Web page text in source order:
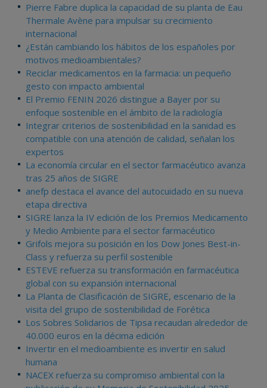
Pierre Fabre duplica la capacidad de su planta de Eau
Thermale Avène para impulsar su crecimiento
internacional
¿Están cambiando los hábitos de los españoles por
motivos medioambientales?
Reciclar medicamentos en la farmacia: un pequeño
gesto con impacto ambiental
El Premio FENIN 2026 distingue a Bayer por su
enfoque sostenible en el ámbito de la radiología
Integrar criterios de sostenibilidad en la sanidad es
compatible con una atención de calidad, señalan los
expertos
La economía circular en el sector farmacéutico avanza
tras 25 años de SIGRE
anefp destaca el avance del autocuidado en su nueva
etapa directiva
SIGRE lanza la IV edición de los Premios Medicamento
y Medio Ambiente para el sector farmacéutico
Grifols mejora su posición en los Dow Jones Best-in-
Class y refuerza su perfil sostenible
ESTEVE refuerza su transformación en farmacéutica
global con su expansión internacional
La Planta de Clasificación de SIGRE, escenario de la
visita del grupo de sostenibilidad de Forética
Los Sobres Solidarios de Tipsa recaudan alrededor de
40.000 euros en la décima edición
Invertir en el medioambiente es invertir en salud
humana
NACEX refuerza su compromiso ambiental con la